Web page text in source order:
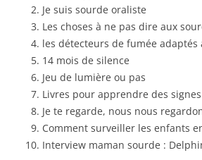
Je suis sourde oraliste
Les choses à ne pas dire aux
les détecteurs de fumée adaptés
14 mois de silence
Jeu de lumière ou pas
Livres pour apprendre des signes
Je te regarde, nous nous
Comment surveiller les enfants
Interview maman sourde :